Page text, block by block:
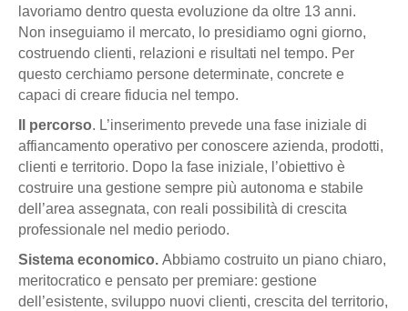
lavoriamo dentro questa evoluzione da oltre 13 anni.
Non inseguiamo il mercato, lo presidiamo ogni giorno,
costruendo clienti, relazioni e risultati nel tempo. Per
questo cerchiamo persone determinate, concrete e
capaci di creare fiducia nel tempo.
Il percorso. L’inserimento prevede una fase iniziale di
affiancamento operativo per conoscere azienda, prodotti,
clienti e territorio. Dopo la fase iniziale, l’obiettivo è
costruire una gestione sempre più autonoma e stabile
dell’area assegnata, con reali possibilità di crescita
professionale nel medio periodo.
Sistema economico. Abbiamo costruito un piano chiaro,
meritocratico e pensato per premiare: gestione
dell’esistente, sviluppo nuovi clienti, crescita del territorio,